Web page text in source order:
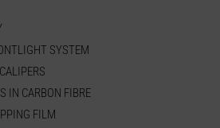
SYSTEM
IN CARBON FIBRE
FILM